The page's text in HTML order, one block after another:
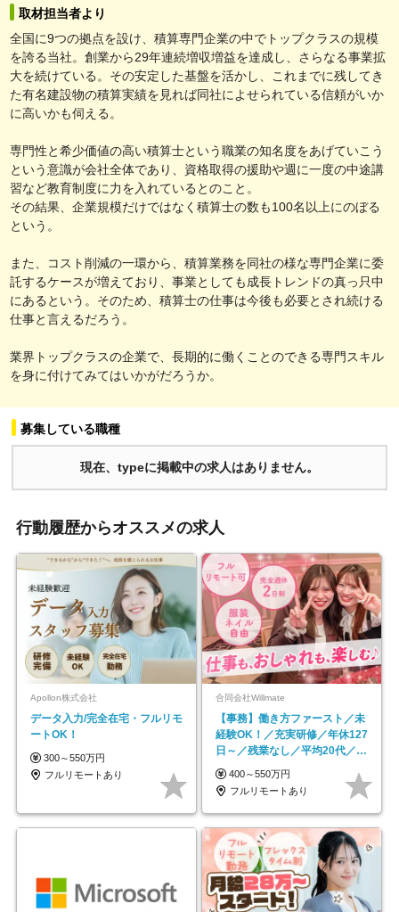
取材担当者より
全国に9つの拠点を設け、積算専門企業の中でトップクラスの規模
を誇る当社。創業から29年連続増収増益を達成し、さらなる事業拡
大を続けている。その安定した基盤を活かし、これまでに残してき
た有名建設物の積算実績を見れば同社によせられている信頼がいか
に高いかも伺える。
専門性と希少価値の高い積算士という職業の知名度をあげていこう
という意識が会社全体であり、資格取得の援助や週に一度の中途講
習など教育制度に力を入れているとのこと。
その結果、企業規模だけではなく積算士の数も100名以上にのぼる
という。
また、コスト削減の一環から、積算業務を同社の様な専門企業に委
託するケースが増えており、事業としても成長トレンドの真っ只中
にあるという。そのため、積算士の仕事は今後も必要とされ続ける
仕事と言えるだろう。
業界トップクラスの企業で、長期的に働くことのできる専門スキル
を身に付けてみてはいかがだろうか。
募集している職種
現在、typeに掲載中の求人はありません。
行動履歴からオススメの求人
Apollon株式会社
データ入力/完全在宅・フルリモ
ートOK！
300～550万円
フルリモートあり
合同会社Willmate
【事務】働き方ファースト／未
経験OK！／充実研修／年休127
日～／残業なし／平均20代／リ
モートOK
400～550万円
フルリモートあり